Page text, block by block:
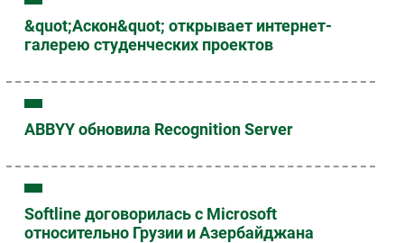
&quot;Аскон&quot; открывает интернет-
галерею студенческих проектов
ABBYY обновила Recognition Server
Softline договорилась с Microsoft
относительно Грузии и Азербайджана